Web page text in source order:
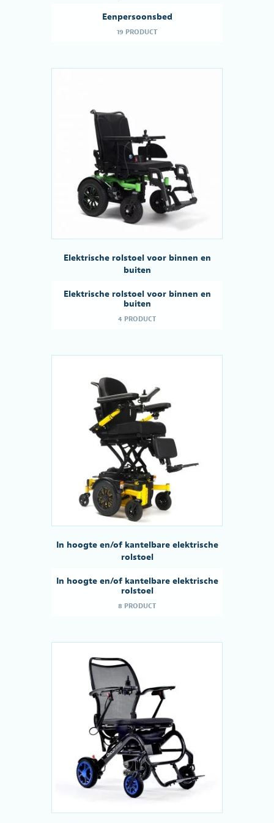
Eenpersoonsbed
19 PRODUCT
Elektrische rolstoel voor binnen en
buiten
Elektrische rolstoel voor binnen en
buiten
4 PRODUCT
In hoogte en/of kantelbare elektrische
rolstoel
In hoogte en/of kantelbare elektrische
rolstoel
8 PRODUCT